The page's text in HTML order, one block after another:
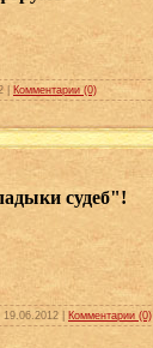
Комментарии (0)
судеб"!
19.06.2012 Комментарии (0)